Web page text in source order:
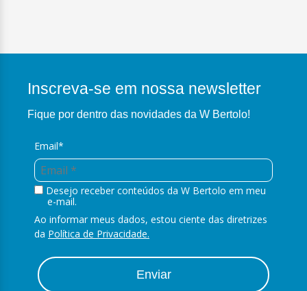
Inscreva-se em nossa newsletter
Fique por dentro das novidades da W Bertolo!
Email*
Desejo receber conteúdos da W Bertolo em meu
e-mail.
Ao informar meus dados, estou ciente das diretrizes
da Política de Privacidade.
Enviar